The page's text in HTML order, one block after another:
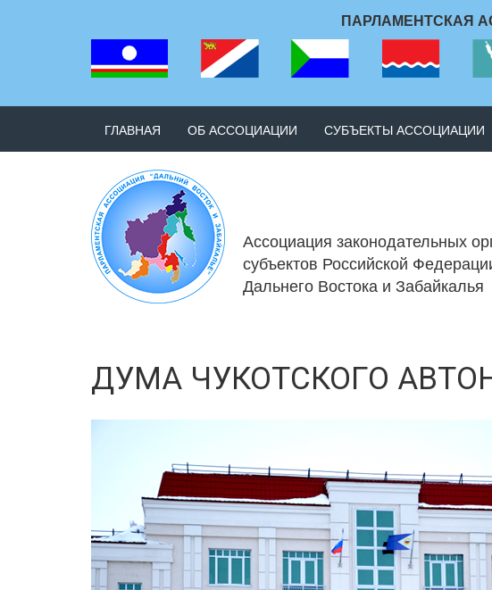
ПАРЛАМЕНТСКАЯ
ГЛАВНАЯ ОБ АССОЦИАЦИИ СУБЪЕКТЫ АССОЦИАЦИИ
Ассоциация законодательных
субъектов Российской
Дальнего Востока и Забайкалья
ДУМА ЧУКОТСКОГО